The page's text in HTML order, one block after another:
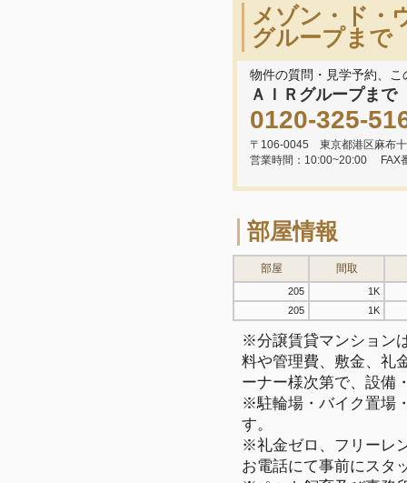
メゾン・ド・
グループまで
物件の質問・見学予約、
ＡＩＲグループまで
0120-325-
〒106-0045 東京都港区麻布
営業時間：10:00~20:00
FAX
部屋情報
部屋 間取
205
1K
205
1K
※分譲賃貸マンション
料や管理費、敷金、礼
ーナー様次第で、設備
※駐輪場・バイク置場
す。
※礼金ゼロ、フリーレ
お電話にて事前にスタ